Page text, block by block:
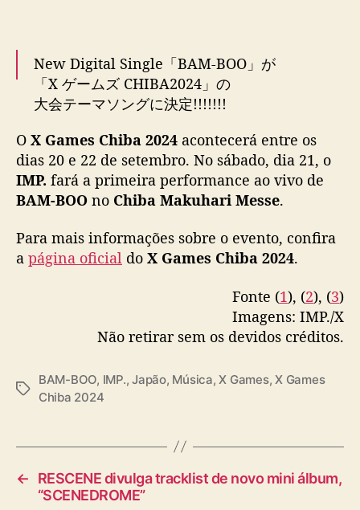
t
p
r
i
n
i
d
a
c
m
i
ã
New Digital Single「BAM-BOO」が
「X ゲームズ CHIBA2024」の
大会テーマソングに決定!!!!!!!
大会2日目、会場の幕張メッセで「BAM-BOO」
初披露！
同日の日本テレビでの地上波中継にも登場！
大会HP：https://t.co/EhUXkWiJkU#IMP.
#IMP_BAMBOO#XGamesChiba
— IMP. OFFICIAL (@_7mp_official_)August
O X Games Chiba 2024 acontecerá entre os
dias 20 e 22 de setembro. No sábado, dia 21, o
IMP. fará a primeira performance ao vivo de
BAM-BOO no Chiba Makuhari Messe.
Para mais informações sobre o evento, confira
a página oficial do X Games Chiba 2024.
Fonte (1), (2), (3)
Imagens: IMP./X
Não retirar sem os devidos créditos.
T
BAM-BOO, IMP.,Japão, Música,X Games,X Games
Chiba 2024
←
RESCENE divulga tracklist de novo mini álbum,
“SCENEDROME”